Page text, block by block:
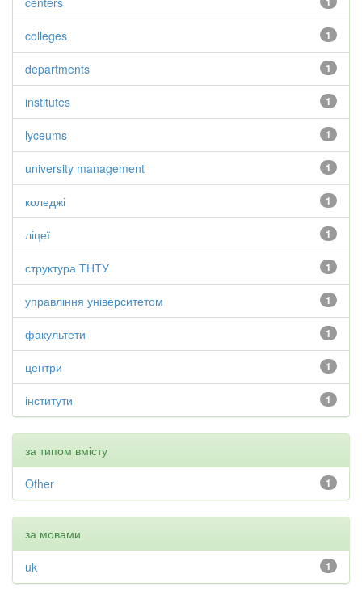
1
colleges
1
departments
1
institutes
1
lyceums
1
university management
1
коледжі
1
ліцеї
1
структура ТНТУ
1
управління університетом
1
факультети
1
центри
1
інститути
за типом вмісту
1
Other
за мовами
1
uk